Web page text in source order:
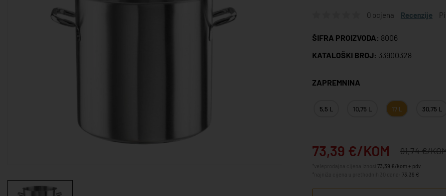
0 ocjena Recenzije
ŠIFRA PROIZVODA: 8006
KATALOŠKI BROJ: 33900328
ZAPREMNINA
5,5 L 10,75 L 17 L 30,75 L
73,39 €/KOM 91,74 €/
73,39 €/kom + pdv
73,39 €